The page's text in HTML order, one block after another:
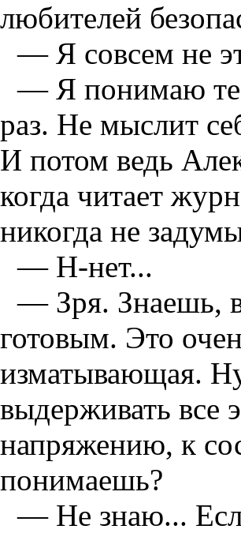
любителей
— Я совсем не
— Я понимаю
раз. Не мыслит
И потом ведь
когда читает
никогда не
— Н-нет...
— Зря. Знаешь, в
готовым. Это
изматывающая.
выдерживать все
напряжению, к
понимаешь?
— Не знаю...